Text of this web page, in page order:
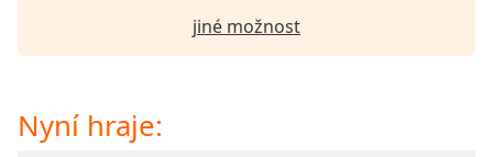
Audio
Picture-
in-
jiné možnost
Nyní hraje: